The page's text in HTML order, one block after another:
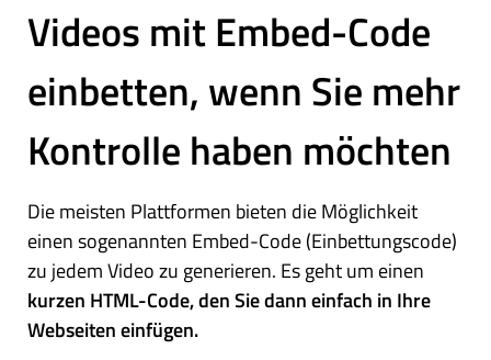
Videos mit Embed-Code
einbetten, wenn Sie mehr
Kontrolle haben möchten
Die meisten Plattformen bieten die Möglichkeit
einen sogenannten Embed-Code (Einbettungscode)
zu jedem Video zu generieren. Es geht um einen
kurzen HTML-Code, den Sie dann einfach in Ihre
Webseiten einfügen.